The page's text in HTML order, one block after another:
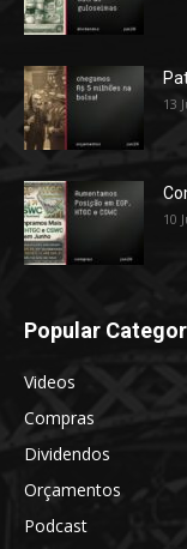
13
10
Popular
Videos
Compras
Dividendos
Orçamentos
Podcast